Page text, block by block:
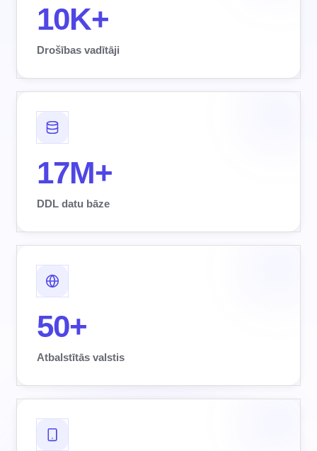
10K+
Drošības vadītāji
17M+
DDL datu bāze
50+
Atbalstītās valstis